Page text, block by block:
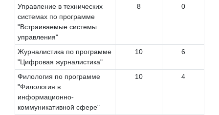
Управление в технических
системах по программе
"Встраиваемые системы
управления"
8 0
Журналистика по программе
"Цифровая журналистика"
10 6
Филология по программе
"Филология в
информационно-
коммуникативной сфере"
10 4